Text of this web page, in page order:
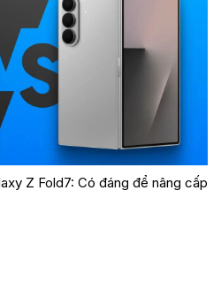
Z Fold7: Có đáng để nâng cấp